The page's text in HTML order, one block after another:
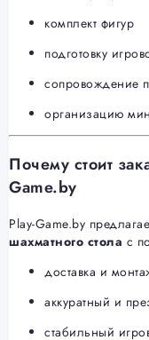
комплект фигур
подготовку
сопровождение
организацию
Почему стоит
Game.by
Play-Game.by
шахматного стола с
доставка и
аккуратный и
стабильный